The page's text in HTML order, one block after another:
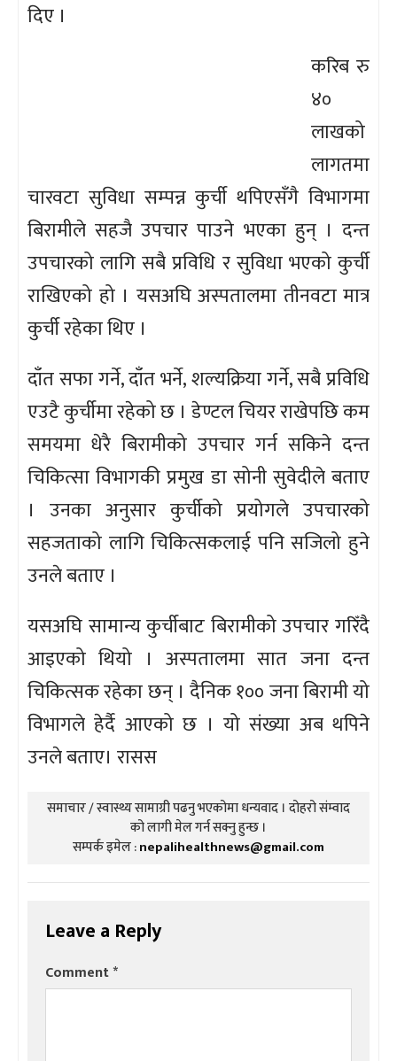
दिए ।
करिब रु
४०
लाखको
लागतमा
चारवटा सुविधा सम्पन्न कुर्ची थपिएसँगै विभागमा
बिरामीले सहजै उपचार पाउने भएका हुन् । दन्त
उपचारको लागि सबै प्रविधि र सुविधा भएको कुर्ची
राखिएको हो । यसअघि अस्पतालमा तीनवटा मात्र
कुर्ची रहेका थिए ।
दाँत सफा गर्ने, दाँत भर्ने, शल्यक्रिया गर्ने, सबै प्रविधि
एउटै कुर्चीमा रहेको छ । डेण्टल चियर राखेपछि कम
समयमा धेरै बिरामीको उपचार गर्न सकिने दन्त
चिकित्सा विभागकी प्रमुख डा सोनी सुवेदीले बताए
। उनका अनुसार कुर्चीको प्रयोगले उपचारको
सहजताको लागि चिकित्सकलाई पनि सजिलो हुने
उनले बताए ।
यसअघि सामान्य कुर्चीबाट बिरामीको उपचार गरिँदै
आइएको थियो । अस्पतालमा सात जना दन्त
चिकित्सक रहेका छन् । दैनिक १०० जना बिरामी यो
विभागले हेर्दै आएको छ । यो संख्या अब थपिने
उनले बताए। रासस
समाचार / स्वास्थ्य सामाग्री पढनु भएकोमा धन्यवाद । दोहरो संम्वाद
को लागी मेल गर्न सक्नु हुन्छ ।
सम्पर्क इमेल :nepalihealthnews@gmail.com
Leave a Reply
Comment*